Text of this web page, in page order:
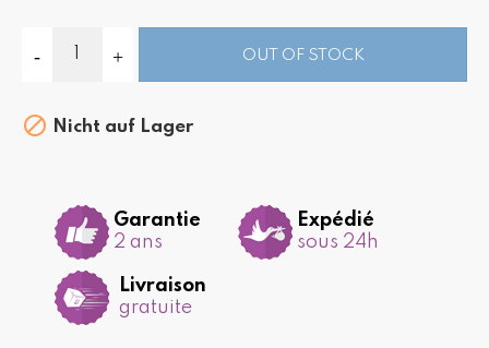
OUT OF STOCK
 Nicht auf Lager
Garantie
2 ans
Expédié
sous 24h
Livraison
gratuite